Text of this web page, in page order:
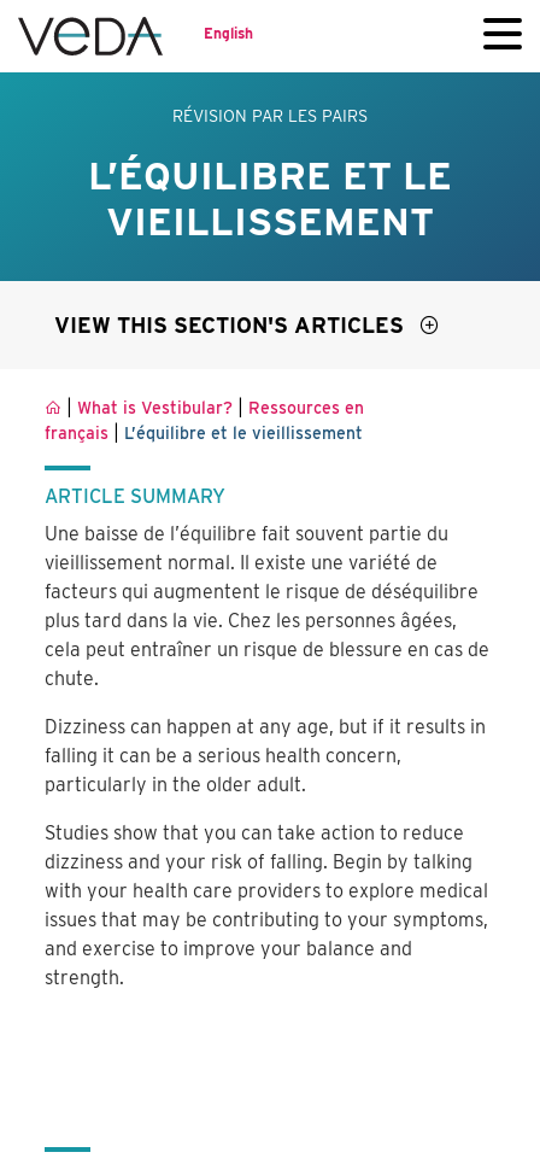
English
RÉVISION PAR LES PAIRS
L’ÉQUILIBRE ET LE
VIEILLISSEMENT
VIEW THIS SECTION'S ARTICLES
|What is Vestibular?
Ressources en
français
L’équilibre et le vieillissement
ARTICLE SUMMARY
Une baisse de l’équilibre fait souvent partie du
vieillissement normal. Il existe une variété de
facteurs qui augmentent le risque de déséquilibre
plus tard dans la vie. Chez les personnes âgées,
cela peut entraîner un risque de blessure en cas de
chute.
Dizziness can happen at any age, but if it results in
falling it can be a serious health concern,
particularly in the older adult.
Studies show that you can take action to reduce
dizziness and your risk of falling. Begin by talking
with your health care providers to explore medical
issues that may be contributing to your symptoms,
and exercise to improve your balance and
strength.